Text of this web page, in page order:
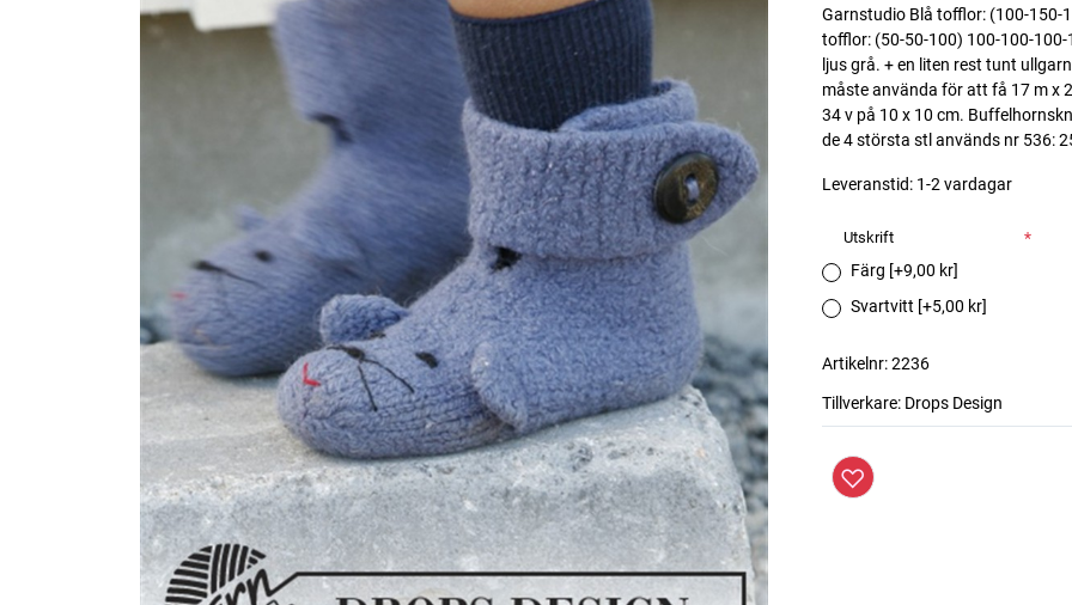
Garnstudio Blå tofflor: (100-150-
tofflor: (50-50-100) 100-100-
ljus grå. + en liten rest tunt
måste använda för att få 17 m x
34 v på 10 x 10 cm.
de 4 största stl används nr 536:
Leveranstid: 1-2 vardagar
Utskrift
*
Färg [+9,00 kr]
Svartvitt [+5,00 kr]
Artikelnr:2236
Tillverkare: Drops Design